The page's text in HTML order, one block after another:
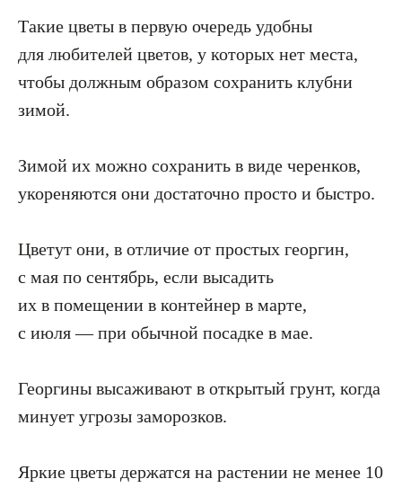
Такие цветы в первую очередь удобны
для любителей цветов, у которых нет места,
чтобы должным образом сохранить клубни
зимой.
Зимой их можно сохранить в виде черенков,
укореняются они достаточно просто и быстро.
Цветут они, в отличие от простых георгин,
с мая по сентябрь, если высадить
их в помещении в контейнер в марте,
с июля — при обычной посадке в мае.
Георгины высаживают в открытый грунт, когда
минует угрозы заморозков.
Яркие цветы держатся на растении не менее 10